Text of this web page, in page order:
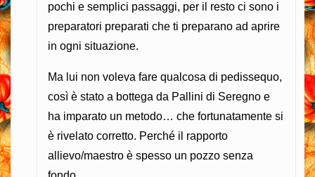
pochi e semplici passaggi, per il resto ci sono i
preparatori preparati che ti preparano ad aprire
in ogni situazione.
Ma lui non voleva fare qualcosa di pedissequo,
così è stato a bottega da Pallini di Seregno e
ha imparato un metodo… che fortunatamente si
è rivelato corretto. Perché il rapporto
allievo/maestro è spesso un pozzo senza